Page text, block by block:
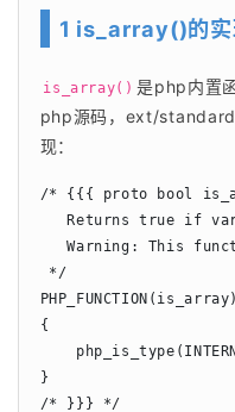
1 is_array()的实
is_array() 是php内置
php源码，ext/
现：
/* {{{ proto bool
Returns true if
Warning: This
*/
PHP_FUNCTION(is_array)
{
}